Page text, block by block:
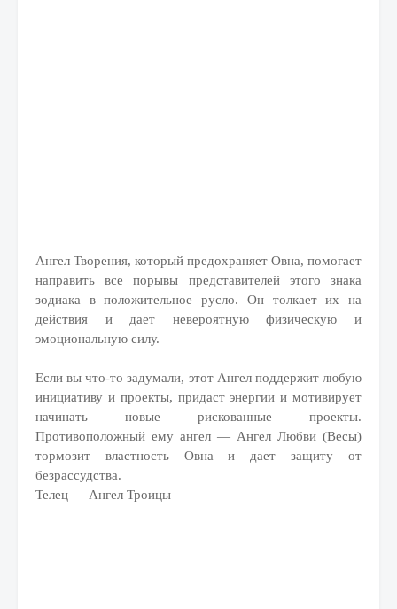
Ангел Творения, который предохраняет Овна, помогает
направить все порывы представителей этого знака
зодиака в положительное русло. Он толкает их на
действия и дает невероятную физическую и
эмоциональную силу.
Если вы что-то задумали, этот Ангел поддержит любую
инициативу и проекты, придаст энергии и мотивирует
начинать новые рискованные проекты.
Противоположный ему ангел — Ангел Любви (Весы)
тормозит властность Овна и дает защиту от
безрассудства.
Телец — Ангел Троицы